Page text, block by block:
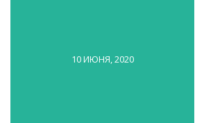
10 ИЮНЯ, 2020